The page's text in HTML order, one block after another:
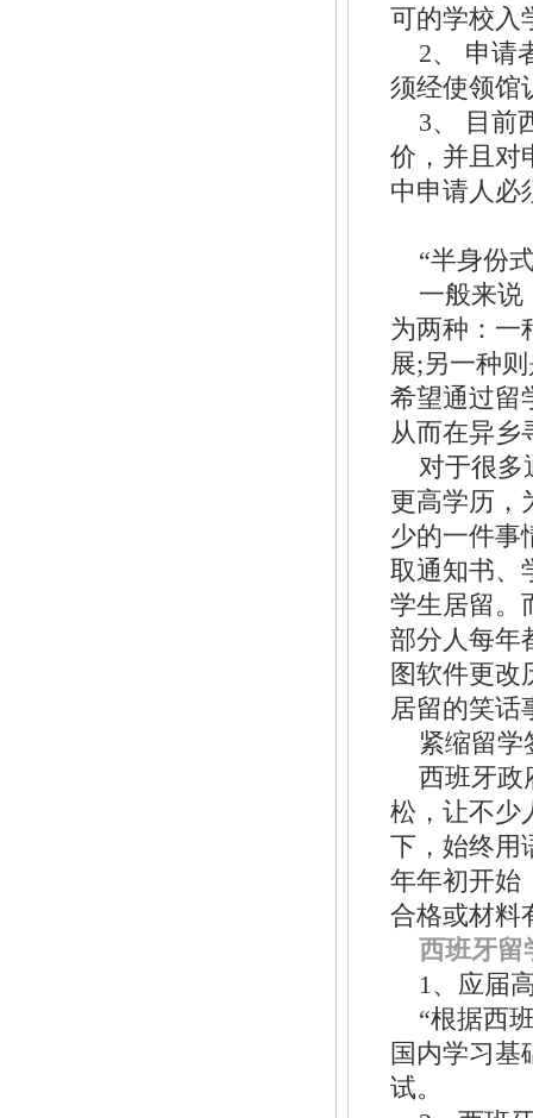
可的学校入
2、 申请
须经使领馆
3、 目前
价，并且对
中申请人必
“半身份
一般来说
为两种：一
展;另一种
希望通过留
从而在异乡
对于很多
更高学历，
少的一件事
取通知书、
学生居留。
部分人每年
图软件更改
居留的笑话
紧缩留学
西班牙政
松，让不少
下，始终用
年年初开始
合格或材料
西班牙留
1、应届
“根据西
国内学习基
试。